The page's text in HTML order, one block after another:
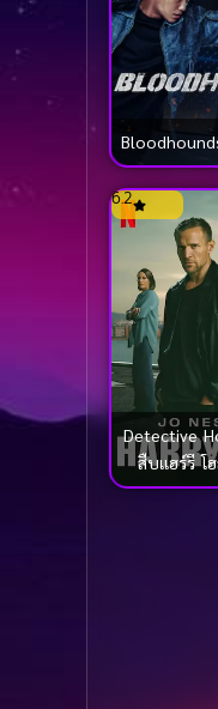
6.2
Detective
สืบแฮร์รี โ